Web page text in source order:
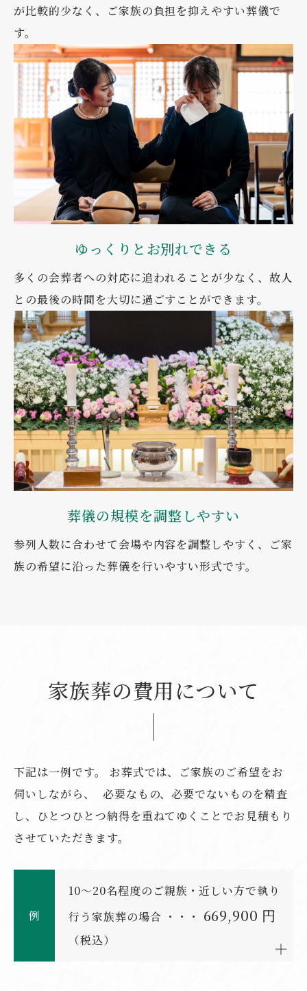
が比較的少なく、ご家族の負担を抑えやすい葬儀で
す。
ゆっくりとお別れできる
多くの会葬者への対応に追われることが少なく、故人
との最後の時間を大切に過ごすことができます。
葬儀の規模を調整しやすい
参列人数に合わせて会場や内容を調整しやすく、ご家
族の希望に沿った葬儀を行いやすい形式です。
家族葬の費用について
下記は一例です。
お葬式では、ご家族のご希望をお
伺いしながら、 必要なもの、必要でないものを精査
し、ひとつひとつ納得を重ねてゆくことでお見積もり
させていただきます。
例
10〜20名程度のご親族・近しい方で執り
行う家族葬の場合 ・・・ 669,900 円
（税込）